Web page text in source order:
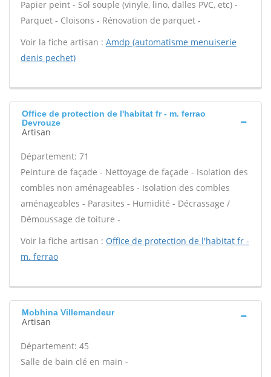
Papier peint - Sol souple (vinyle, lino, dalles PVC, etc) -
Parquet - Cloisons - Rénovation de parquet -
Voir la fiche artisan : Amdp (automatisme menuiserie
denis pechet)
Office de protection de l'habitat fr - m. ferrao
Devrouze
Artisan
Département: 71
Peinture de façade - Nettoyage de façade - Isolation des
combles non aménageables - Isolation des combles
aménageables - Parasites - Humidité - Décrassage /
Démoussage de toiture -
Voir la fiche artisan : Office de protection de l'habitat fr -
m. ferrao
Mobhina Villemandeur
Artisan
Département: 45
Salle de bain clé en main -